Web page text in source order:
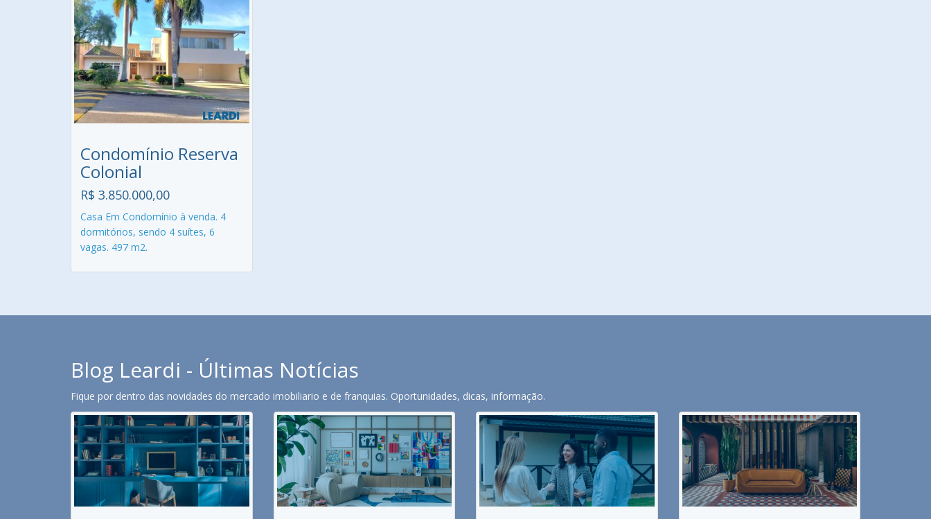
Condomínio Reserva
Colonial
R$ 3.850.000,00
Casa Em Condomínio à venda. 4
dormitórios, sendo 4 suítes, 6
vagas. 497 m2.
Blog Leardi - Últimas Notícias
Fique por dentro das novidades do mercado imobiliario e de franquias. Oportunidades, dicas, informação.